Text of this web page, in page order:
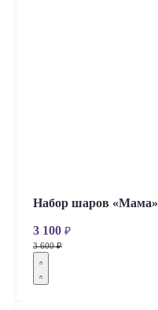
Набор шаров «Мама»
3 100 ₽
3 600 ₽